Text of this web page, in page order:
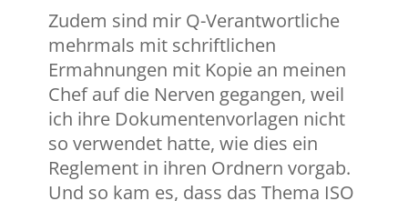
Zudem sind mir Q-Verantwortliche
mehrmals mit schriftlichen
Ermahnungen mit Kopie an meinen
Chef auf die Nerven gegangen, weil
ich ihre Dokumentenvorlagen nicht
so verwendet hatte, wie dies ein
Reglement in ihren Ordnern vorgab.
Und so kam es, dass das Thema ISO